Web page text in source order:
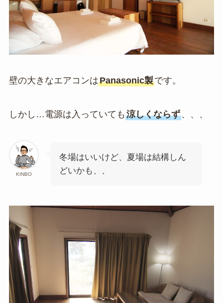
壁の大きなエアコンはPanasonic製です。
しかし…電源は入っていても 涼しくならず、、、
KINBO
冬場はいいけど、夏場は結構しん
どいかも、、